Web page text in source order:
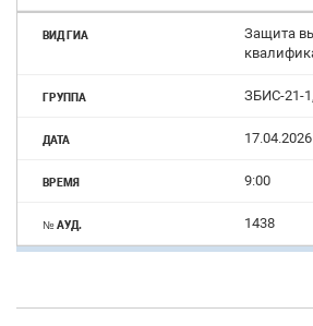
Защита
ЗБИС-21-
17.04.2026
9:00
1438